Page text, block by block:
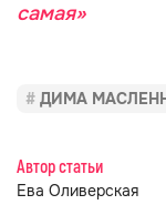
самая»
ДИМА
Автор статьи
Ева Оливерская